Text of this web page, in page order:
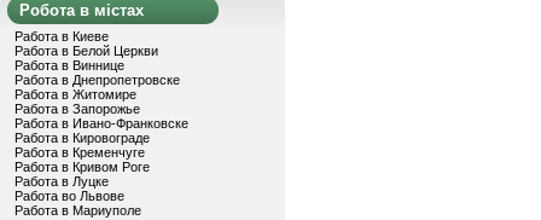
Робота в містах
Работа в Киеве
Работа в Белой Церкви
Работа в Виннице
Работа в Днепропетровске
Работа в Житомире
Работа в Запорожье
Работа в Ивано-Франковске
Работа в Кировограде
Работа в Кременчуге
Работа в Кривом Роге
Работа в Луцке
Работа во Львове
Работа в Мариуполе